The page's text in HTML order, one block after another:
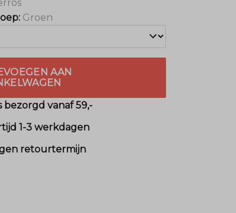
Groen
AAN
bezorgd vanaf 59,-
1-3 werkdagen
retourtermijn